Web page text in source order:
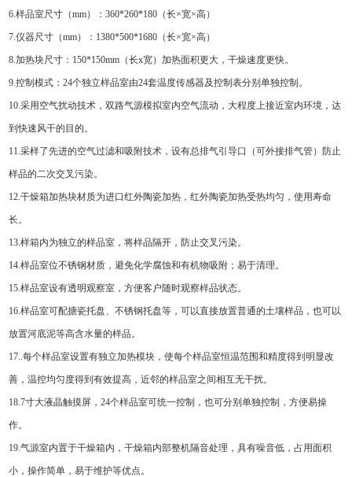
6.样品室尺寸（mm）：360*260*180（长×宽×高）
7.仪器尺寸（mm）：1380*500*1680（长×宽×高）
8.加热块尺寸：150*150mm（长x宽）加热面积更大，干燥速度更快。
9.控制模式：24个独立样品室由24套温度传感器及控制表分别单独控制。
10.采用空气扰动技术，双路气源模拟室内空气流动，大程度 上接近室内环境，达
到快速风干的目的。
11.采样了先进的空气过滤和吸附技术，设有总排气引导口（可外接排气管）防止
样品的二次交叉污染。
12.干燥箱加热块材质为进口红外陶瓷加热，红外陶瓷加热受热均匀，使用寿命
长 。
13.样箱内为独立的样品室，将样品隔开，防止交叉污染。
14.样品室位不锈钢材质，避免化学腐蚀和有机物吸附；易于清理。
15.样品室设有透明观察室，方便客户随时观察样品状态。
16.样品室可配搪瓷托盘、不锈钢托盘等，可以直接放置普通的土壤样品，也可以
放置河底泥等高含水量的样品。
17. .每个样品室设置有独立加热模块，使每个样品室恒温范围和精度得到明显改
善，温控均匀度得到有效提高，近邻的样品室之间相互无干扰。
18.7寸大液晶触摸屏 ，24个样品室可统一控制，也可分别单独控制，方便易操
作。
19.气源室内置于干燥箱内，干燥箱内部整机隔音处理，具有噪音低，占用面积
小，操作简单，易于维护等优点。